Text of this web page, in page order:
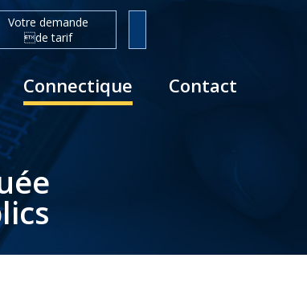
Votre demande
de tarif
Connectique Contact